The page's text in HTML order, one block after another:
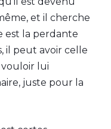
et il cherche
est la perdante
il peut avoir celle
lui
juste pour la